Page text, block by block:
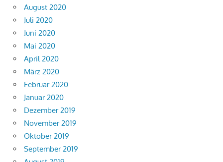
August 2020
Juli 2020
Juni 2020
Mai 2020
April 2020
März 2020
Februar 2020
Januar 2020
Dezember 2019
November 2019
Oktober 2019
September 2019